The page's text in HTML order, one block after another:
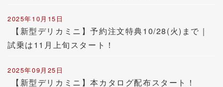
2025年10月15日
【新型デリカミニ】予約注文特典10/28(火)まで｜
試乗は11月上旬スタート！
2025年09月25日
【新型デリカミニ】本カタログ配布スタート！